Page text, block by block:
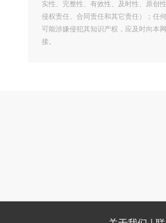
实性、完整性、有效性、及时性、原创
侵权责任、合同责任和其它责任）；任
可能涉嫌侵犯其知识产权，应及时向本
接。